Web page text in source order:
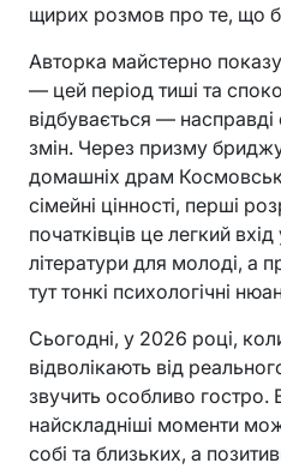
щирих розмов про те, що
Авторка майстерно
— цей період тиші та
відбувається —
змін. Через призму
домашніх драм
сімейні цінності, перші
початківців це легкий вхід
літератури для молоді, а
тут тонкі психологічні
Сьогодні, у 2026 році,
відволікають від
звучить особливо гостро.
найскладніші моменти
собі та близьких, а